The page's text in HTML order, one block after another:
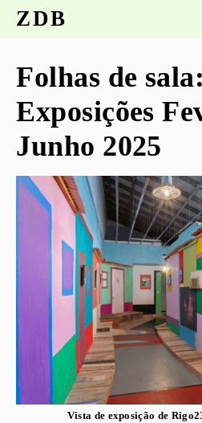
ZDB
Folhas de sala:
Exposições
Junho 2025
Vista de exposição de